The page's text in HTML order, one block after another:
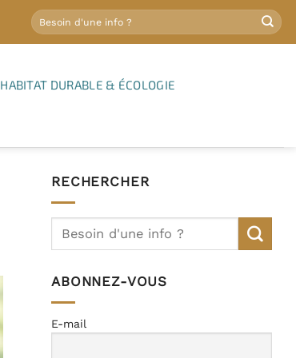
HABITAT DURABLE & ÉCOLOGIE
RECHERCHER
ABONNEZ-VOUS
E-mail